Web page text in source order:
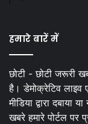
हमारे बारें में
छोटी - छोटी जरूरी
है। डेमोक्रेटिव लाइव
मीडिया द्वारा
खबरे हमारे पोर्टल